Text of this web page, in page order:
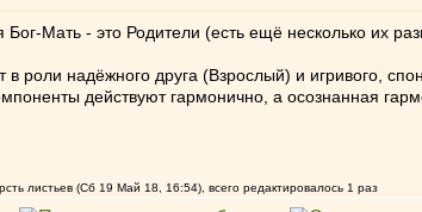
Мать - это Родители (есть ещё несколько их
роли надёжного друга (Взрослый) и игривого,
действуют гармонично, а осознанная
листьев (Сб 19 Май 18, 16:54), всего редактировалось 1 раз